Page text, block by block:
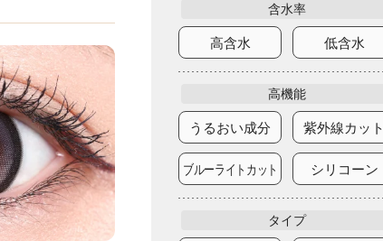
含水率
高含水 低含水
高機能
うるおい成分 紫外線カット
ブルーライトカット シリコーン
タイプ